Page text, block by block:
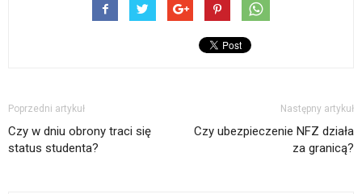
Poprzedni artykuł
Czy w dniu obrony traci się
status studenta?
Następny artykuł
Czy ubezpieczenie NFZ działa
za granicą?